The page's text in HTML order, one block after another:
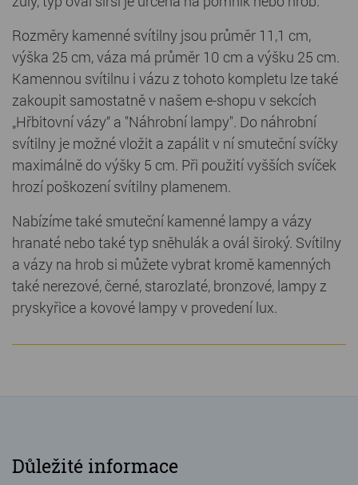
Rozměry kamenné svítilny jsou průměr 11,1 cm,
výška 25 cm, váza má průměr 10 cm a výšku 25 cm.
Kamennou svítilnu i vázu z tohoto kompletu lze také
zakoupit samostatně v našem e-shopu v sekcích
„Hřbitovní vázy“ a "Náhrobní lampy". Do náhrobní
svítilny je možné vložit a zapálit v ní smuteční svíčky
maximálně do výšky 5 cm. Při použití vyšších svíček
hrozí poškození svítilny plamenem.
Nabízíme také smuteční kamenné lampy a vázy
hranaté nebo také typ sněhulák a ovál široký. Svítilny
a vázy na hrob si můžete vybrat kromě kamenných
také nerezové, černé, starozlaté, bronzové, lampy z
pryskyřice a kovové lampy v provedení lux.
Důležité informace